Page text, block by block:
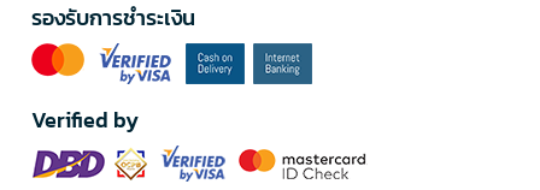
รองรับการชำระเงิน
Verified by